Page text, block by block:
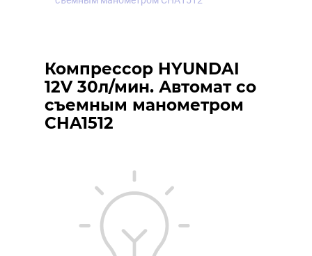
Компрессор HYUNDAI
12V 30л/мин. Автомат со
съемным манометром
CHA1512